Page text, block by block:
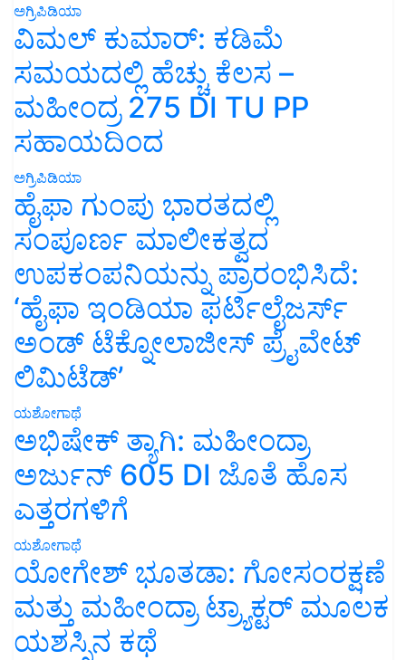
ಅಗ್ರಿಪಿಡಿಯಾ
ವಿಮಲ್ ಕುಮಾರ್: ಕಡಿಮೆ
ಸಮಯದಲ್ಲಿ ಹೆಚ್ಚು ಕೆಲಸ –
ಮಹೀಂದ್ರ 275 DI TU PP
ಸಹಾಯದಿಂದ
ಅಗ್ರಿಪಿಡಿಯಾ
ಹೈಫಾ ಗುಂಪು ಭಾರತದಲ್ಲಿ
ಸಂಪೂರ್ಣ ಮಾಲೀಕತ್ವದ
ಉಪಕಂಪನಿಯನ್ನು ಪ್ರಾರಂಭಿಸಿದೆ:
‘ಹೈಫಾ ಇಂಡಿಯಾ ಫರ್ಟಿಲೈಜರ್ಸ್
ಅಂಡ್ ಟೆಕ್ನೋಲಾಜೀಸ್ ಪ್ರೈವೇಟ್
ಲಿಮಿಟೆಡ್’
ಯಶೋಗಾಥೆ
ಅಭಿಷೇಕ್ ತ್ಯಾಗಿ: ಮಹೀಂದ್ರಾ
ಅರ್ಜುನ್ 605 DI ಜೊತೆ ಹೊಸ
ಎತ್ತರಗಳಿಗೆ
ಯಶೋಗಾಥೆ
ಯೋಗೇಶ್ ಭೂತಡಾ: ಗೋಸಂರಕ್ಷಣೆ
ಮತ್ತು ಮಹೀಂದ್ರಾ ಟ್ರ್ಯಾಕ್ಟರ್ ಮೂಲಕ
ಯಶಸ್ಸಿನ ಕಥೆ